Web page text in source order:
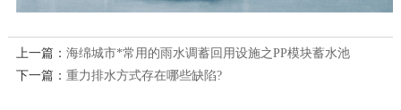
上一篇： 海绵城市*常用的雨水调蓄回用设施之PP模块蓄水池
下一篇： 重力排水方式存在哪些缺陷?